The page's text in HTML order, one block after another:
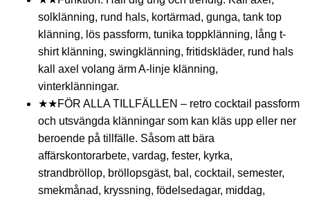
solklänning, rund hals, kortärmad, gunga, tank top
klänning, lös passform, tunika toppklänning, lång t-
shirt klänning, swingklänning, fritidskläder, rund hals
kall axel volang ärm A-linje klänning,
vinterklänningar.
★★FÖR ALLA TILLFÄLLEN – retro cocktail passform
och utsvängda klänningar som kan kläs upp eller ner
beroende på tillfälle. Såsom att bära
affärskontorarbete, vardag, fester, kyrka,
strandbröllop, bröllopsgäst, bal, cocktail, semester,
smekmånad, kryssning, födelsedagar, middag,